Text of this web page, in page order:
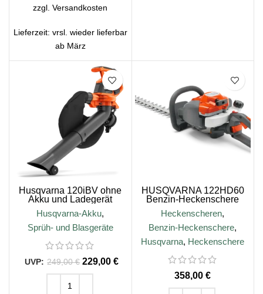
zzgl.Versandkosten
Lieferzeit: vrsl. wieder lieferbar
ab März
Husqvarna 120iBV ohne
Akku und Ladegerät
Husqvarna-Akku,
Sprüh- und Blasgeräte
249,00€ 229,00€
HUSQVARNA 122HD60
Benzin-Heckenschere
Heckenscheren,
Benzin-Heckenschere,
Husqvarna, Heckenschere
€